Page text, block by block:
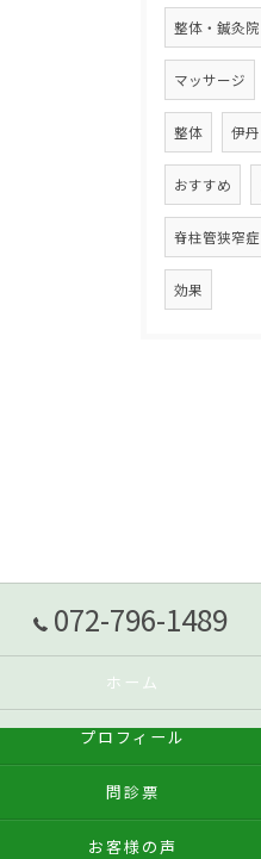
整体・鍼灸院
マッサージ
整体 伊丹
おすすめ
脊柱管狭窄症
効果
072-796-1489
ホーム
プロフィール
問診票
お客様の声